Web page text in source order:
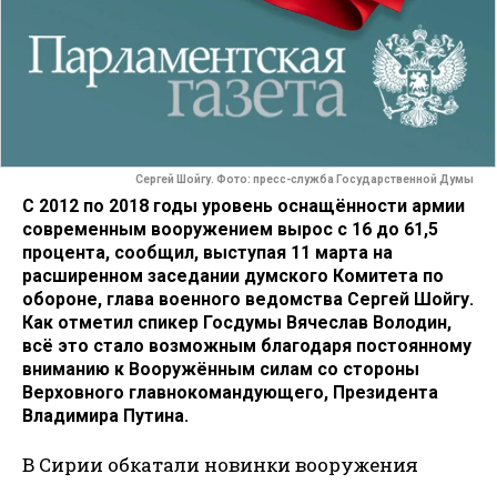
Сергей Шойгу. Фото: пресс-служба Государственной Думы
С 2012 по 2018 годы уровень оснащённости армии
современным вооружением вырос с 16 до 61,5
процента, сообщил, выступая 11 марта на
расширенном заседании думского Комитета по
обороне, глава военного ведомства Сергей Шойгу.
Как отметил спикер Госдумы Вячеслав Володин,
всё это стало возможным благодаря постоянному
вниманию к Вооружённым силам со стороны
Верховного главнокомандующего, Президента
Владимира Путина.
В Сирии обкатали новинки вооружения